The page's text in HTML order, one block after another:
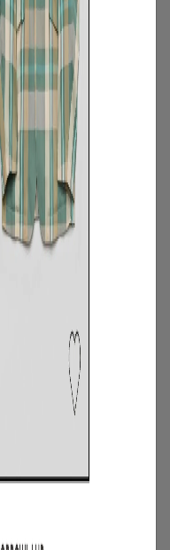
りて、たくさん楽し
キャンペーン開催